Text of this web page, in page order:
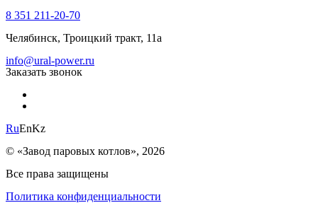
8 351 211-20-70
Челябинск, Троицкий тракт, 11а
info@ural-power.ru
Заказать звонок
RuEnKz
© «Завод паровых котлов», 2026
Все права защищены
Политика конфиденциальности